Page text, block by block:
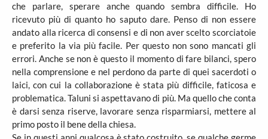
che parlare, sperare anche quando sembra difficile. Ho
ricevuto più di quanto ho saputo dare. Penso di non essere
andato alla ricerca di consensi e di non aver scelto scorciatoie
e preferito la via più facile. Per questo non sono mancati gli
errori. Anche se non è questo il momento di fare bilanci, spero
nella comprensione e nel perdono da parte di quei sacerdoti o
laici, con cui la collaborazione è stata più difficile, faticosa e
problematica. Taluni si aspettavano di più. Ma quello che conta
è darsi senza riserve, lavorare senza risparmiarsi, mettere al
primo posto il bene della chiesa.